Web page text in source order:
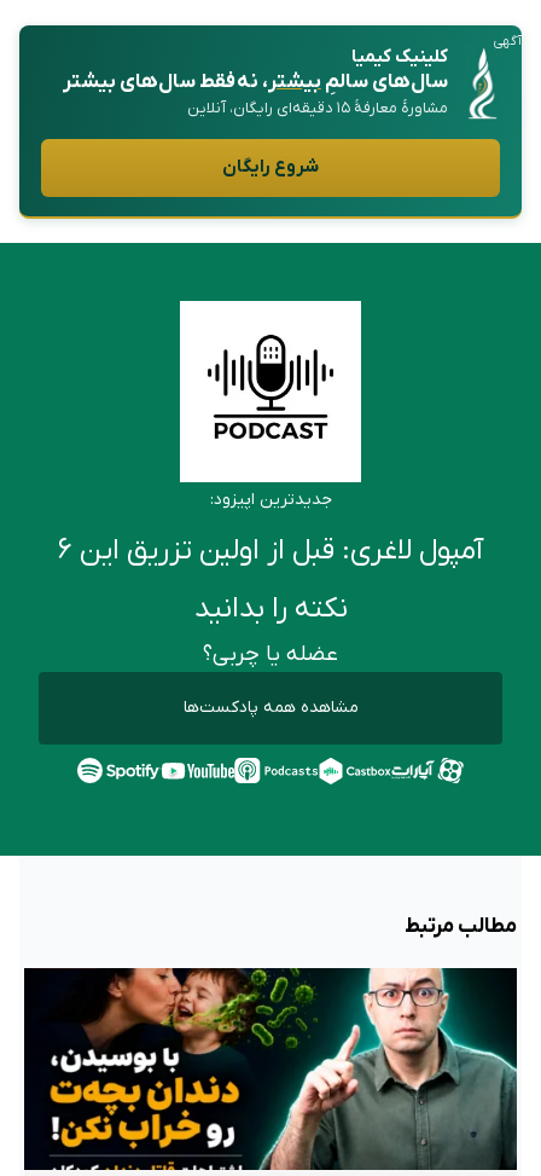
آگهی
کلینیک کیمیا
سال‌های سالمِبیشتر، نه فقط سال‌های بیشتر
مشاورهٔ معارفهٔ ۱۵ دقیقه‌ای رایگان، آنلاین
شروع رایگان
جدیدترین اپیزود:
آمپول لاغری: قبل از اولین تزریق این ۶
نکته را بدانید
عضله یا چربی؟
مشاهده همه پادکست‌ها
مطالب مرتبط